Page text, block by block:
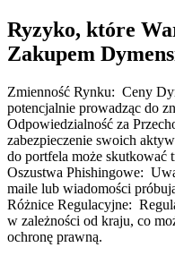
Ryzyko, które
Zakupem
Zmienność Rynku: Ceny
potencjalnie prowadząc do
Odpowiedzialność za
zabezpieczenie swoich
do portfela może skutkować
Oszustwa Phishingowe:
maile lub wiadomości
Różnice Regulacyjne:
w zależności od kraju, co
ochronę prawną.